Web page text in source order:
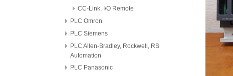
CC-Link, I/O Remote
PLC Omron
PLC Siemens
PLC Allen-Bradley, Rockwell, RS
Automation
PLC Panasonic